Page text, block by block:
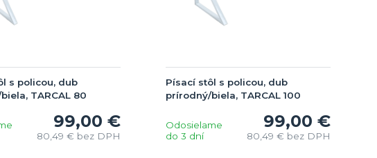
s policou, dub
TARCAL 80
99,00 €
80,49 € bez DPH
Písací stôl s policou, dub
prírodný/biela, TARCAL 100
99,00 €
80,49 € bez DPH
Odosielame
do 3 dní